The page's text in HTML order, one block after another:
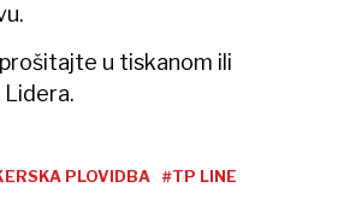
u tiskanom ili
Lidera.
PLOVIDBA
#TP LINE